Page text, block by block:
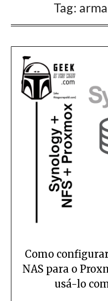
Tag:
Como
NAS para o
usá-lo